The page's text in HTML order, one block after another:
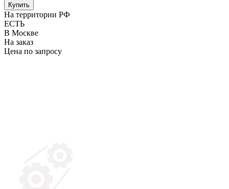
Купить
На территории РФ
ЕСТЬ
В Москве
На заказ
Цена по запросу